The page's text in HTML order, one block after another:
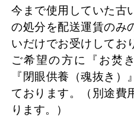
今まで使用していた古
の処分を配送運賃のみ
いだけでお受けしてお
ご希望の方に『お焚
『閉眼供養（魂抜き）
ております。（別途費
ります。）